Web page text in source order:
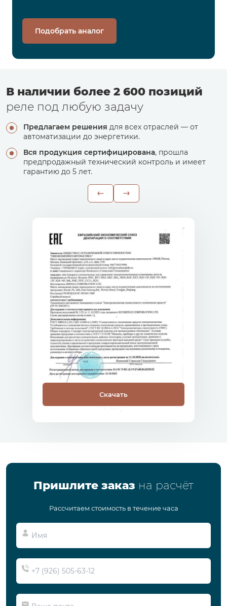
Подобрать аналог
В наличии более 2 600 позиций
реле под любую задачу
Предлагаем решения для всех отраслей — от
автоматизации до энергетики.
Вся продукция сертифицирована, прошла
предпродажный технический контроль и имеет
гарантию до 5 лет.
Скачать
Пришлите заказ на расчёт
Рассчитаем стоимость в течение часа